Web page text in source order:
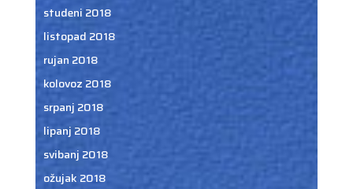
studeni 2018
listopad 2018
rujan 2018
kolovoz 2018
srpanj 2018
lipanj 2018
svibanj 2018
ožujak 2018